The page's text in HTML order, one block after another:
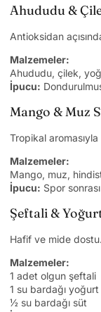
Ahududu &
Antioksidan
Malzemeler:
Ahududu, çilek,
İpucu:
Mango & Muz
Tropikal
Malzemeler:
Mango, muz,
İpucu: Spor
Şeftali &
Hafif ve mide dostu.
Malzemeler:
1 adet olgun şeftali
1 su bardağı yoğurt
½ su bardağı süt